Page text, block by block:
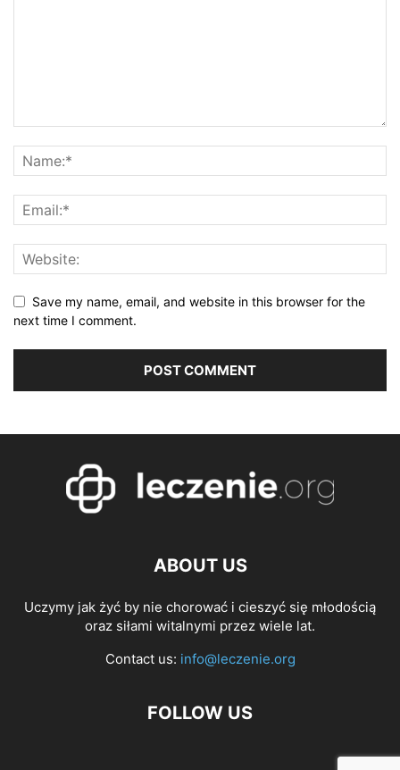
Save my name, email, and website in this browser for the
next time I comment.
ABOUT US
Uczymy jak żyć by nie chorować i cieszyć się młodością
oraz siłami witalnymi przez wiele lat.
Contact us: info@leczenie.org
FOLLOW US